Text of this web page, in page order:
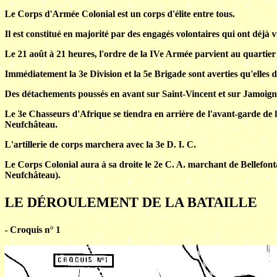
Le Corps d'Armée Colonial est un corps d'élite entre tous.
Il est constitué en majorité par des engagés volontaires qui ont déjà
Le 21 août à 21 heures, l'ordre de la IVe Armée parvient au
Immédiatement la 3e Division et la 5e Brigade sont averties
Des détachements poussés en avant sur Saint-Vincent et sur
Le 3e Chasseurs d'Afrique se tiendra en arrière de l'avant-garde
Neufchâteau.
L'artillerie de corps marchera avec la 3e D. I. C.
Le Corps Colonial aura à sa droite le 2e C. A. marchant de
Neufchâteau).
LE DÉROULEMENT DE LA BATAILLE
- Croquis n° 1